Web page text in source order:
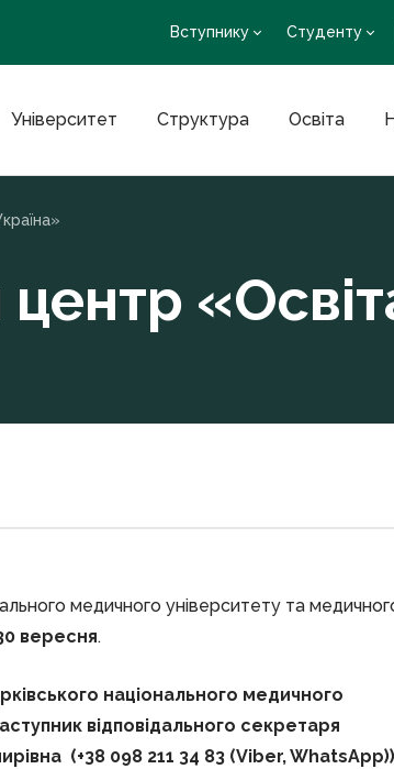
Вступнику Студенту
Університет Структура Освіта
центр
медичного університету та
вересня.
національного медичного
відповідального секретаря
(+38 098 211 34 83 (Viber,